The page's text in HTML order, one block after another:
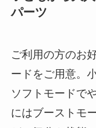
パーツ
ご利用の方のお
ードをご用意。
ソフトモードで
にはブーストモ